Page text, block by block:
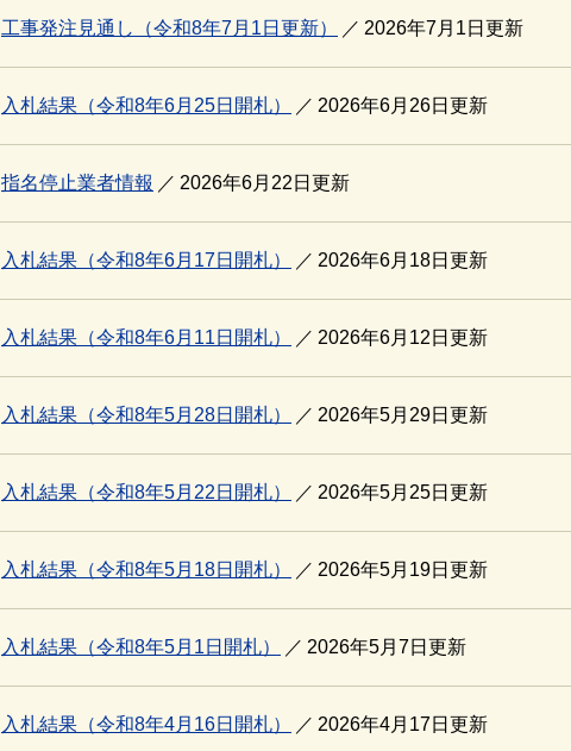
工事発注見通し（令和8年7月1日更新） 2026年7月1日更新
入札結果（令和8年6月25日開札） 2026年6月26日更新
指名停止業者情報 2026年6月22日更新
入札結果（令和8年6月17日開札） 2026年6月18日更新
入札結果（令和8年6月11日開札） 2026年6月12日更新
入札結果（令和8年5月28日開札） 2026年5月29日更新
入札結果（令和8年5月22日開札） 2026年5月25日更新
入札結果（令和8年5月18日開札） 2026年5月19日更新
入札結果（令和8年5月1日開札） 2026年5月7日更新
入札結果（令和8年4月16日開札） 2026年4月17日更新